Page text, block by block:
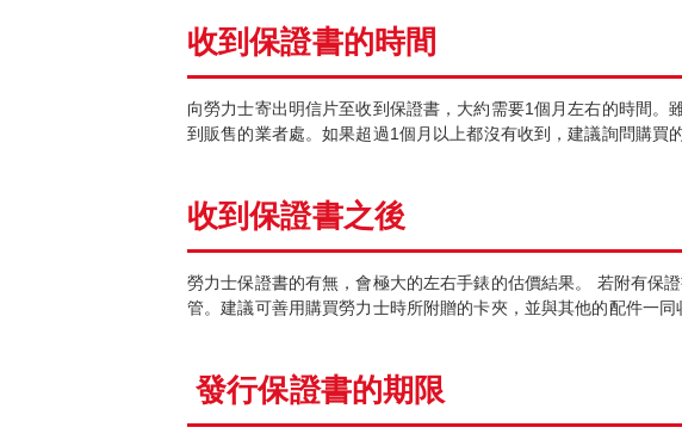
收到保證書的時間
向勞力士寄出明信片至收到保證書，大約需要1個月左右的時間
到販售的業者處。如果超過1個月以上都沒有收到，建議詢問購買
收到保證書之後
勞力士保證書的有無，會極大的左右手錶的估價結果。 若附有保
管。建議可善用購買勞力士時所附贈的卡夾，並與其他的配件一同
發行保證書的期限